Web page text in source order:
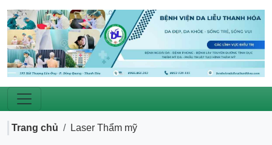
Trang chủ Laser Thẩm mỹ